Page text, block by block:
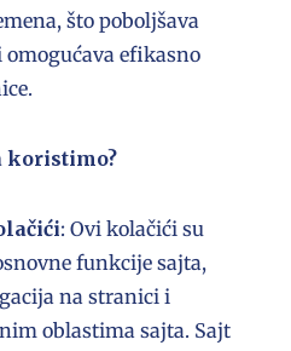
što poboljšava
efikasno
koristimo?
: Ovi kolačići su
funkcije sajta,
na stranici i
oblastima sajta. Sajt